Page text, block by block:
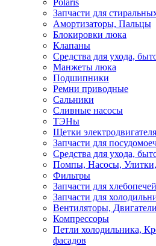
Polaris
Запчасти для
Амортизаторы, Пальцы
Блокировки люка
Клапаны
Средства для ухода,
Манжеты люка
Подшипники
Ремни приводные
Сальники
Сливные насосы
ТЭНы
Щетки электродвигателя
Запчасти для
Средства для ухода,
Помпы, Насосы,
Фильтры
Запчасти для хлебопечей
Запчасти для
Вентиляторы,
Компрессоры
Петли холодильника,
фасадов